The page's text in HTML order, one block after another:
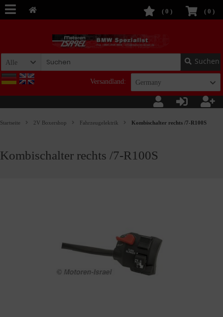
( 0 )
( 0 )
Alle Suchen
Versandland: Germany
Startseite 2V Boxershop Fahrzeugelektrik Kombischalter rechts /7-R100S
Kombischalter rechts /7-R100S